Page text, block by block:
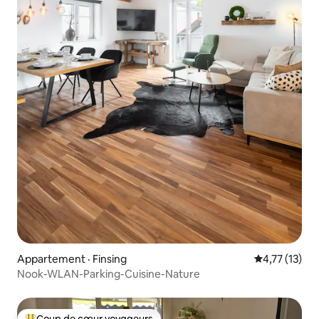
Appartement · Finsing Note
4,77 (13)
Nook-WLAN-Parking-Cuisine-Nature